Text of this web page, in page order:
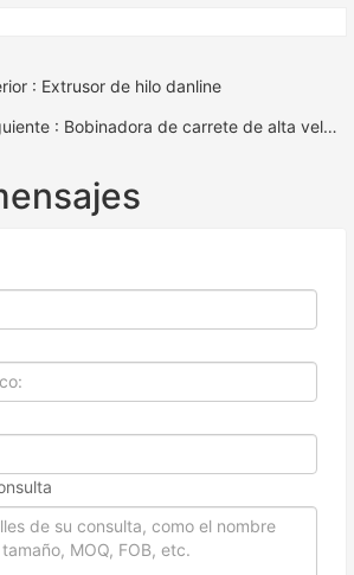
: Extrusor de hilo danline
Siguiente entrada siguiente : Bobinadora de carrete de alta velocidad 2 EN 1